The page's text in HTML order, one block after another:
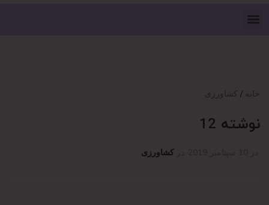
خانه کشاورزی
نوشته 12
کشاورزی